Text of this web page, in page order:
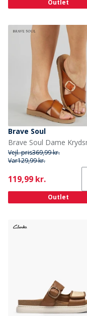
Outlet
Brave Soul
Vejl. pris369,99 kr.
Var129,99 kr.
Current
119,99 kr.
Outlet